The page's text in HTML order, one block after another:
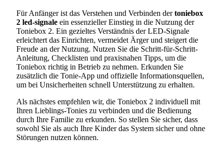
Für Anfänger ist das Verstehen und Verbinden dertoniebox
2 led-signale ein essenzieller Einstieg in die Nutzung der
Toniebox 2. Ein gezieltes Verständnis der LED-Signale
erleichtert das Einrichten, vermeidet Ärger und steigert die
Freude an der Nutzung. Nutzen Sie die Schritt-für-Schritt-
Anleitung, Checklisten und praxisnahen Tipps, um die
Toniebox richtig in Betrieb zu nehmen. Erkunden Sie
zusätzlich die Tonie-App und offizielle Informationsquellen,
um bei Unsicherheiten schnell Unterstützung zu erhalten.
Als nächstes empfehlen wir, die Toniebox 2 individuell mit
Ihren Lieblings-Tonies zu verbinden und die Bedienung
durch Ihre Familie zu erkunden. So stellen Sie sicher, dass
sowohl Sie als auch Ihre Kinder das System sicher und ohne
Störungen nutzen können.